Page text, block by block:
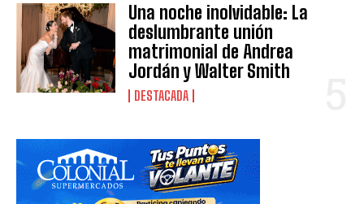
Una noche inolvidable: La
deslumbrante unión
matrimonial de Andrea
Jordán y Walter Smith
DESTACADA